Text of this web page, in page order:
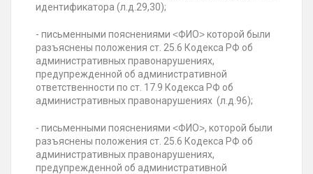
идентификатора (л.д.29,30);
- письменными пояснениями ˂ФИО˃ которой были
разъяснены положения ст. 25.6 Кодекса РФ об
административных правонарушениях,
предупрежденной об административной
ответственности по ст. 17.9 Кодекса РФ об
административных правонарушениях (л.д.96);
- письменными пояснениями ˂ФИО˃, которой были
разъяснены положения ст. 25.6 Кодекса РФ об
административных правонарушениях,
предупрежденной об административной